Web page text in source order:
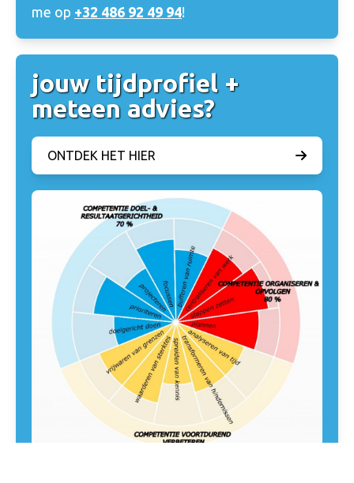
me op +32 486 92 49 94!
jouw tijdprofiel +
meteen advies?
ONTDEK HET HIER